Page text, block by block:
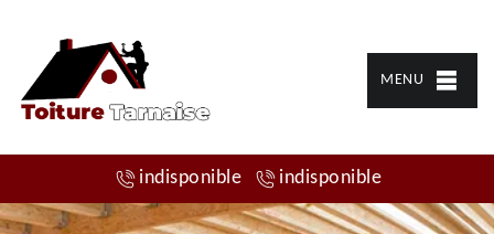
MENU
indisponible indisponible